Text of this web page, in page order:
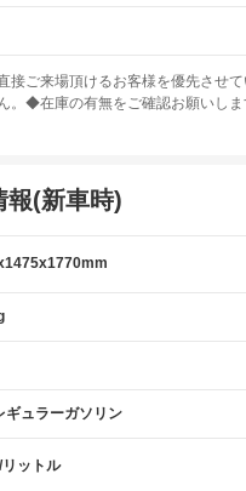
/助手席
ABS
プ
ーナビ他
)
接ご来場頂けるお客様を優先させ
。◆在庫の有無をご確認お願いし
報(新車時)
ギュラーガソリン
リットル